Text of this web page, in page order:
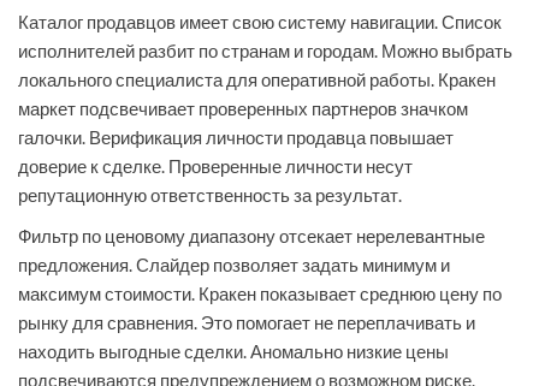
Каталог продавцов имеет свою систему навигации. Список
исполнителей разбит по странам и городам. Можно выбрать
локального специалиста для оперативной работы. Кракен
маркет подсвечивает проверенных партнеров значком
галочки. Верификация личности продавца повышает
доверие к сделке. Проверенные личности несут
репутационную ответственность за результат.
Фильтр по ценовому диапазону отсекает нерелевантные
предложения. Слайдер позволяет задать минимум и
максимум стоимости. Кракен показывает среднюю цену по
рынку для сравнения. Это помогает не переплачивать и
находить выгодные сделки. Аномально низкие цены
подсвечиваются предупреждением о возможном риске.